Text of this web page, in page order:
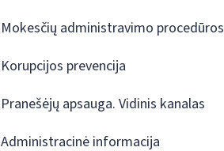
Mokesčių administravimo procedūros
Korupcijos prevencija
Pranešėjų apsauga. Vidinis kanalas
Administracinė informacija